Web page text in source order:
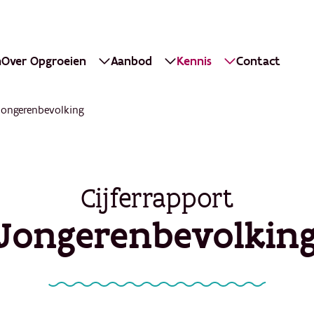
Over Opgroeien Aanbod Kennis Contact
Cijferrapport